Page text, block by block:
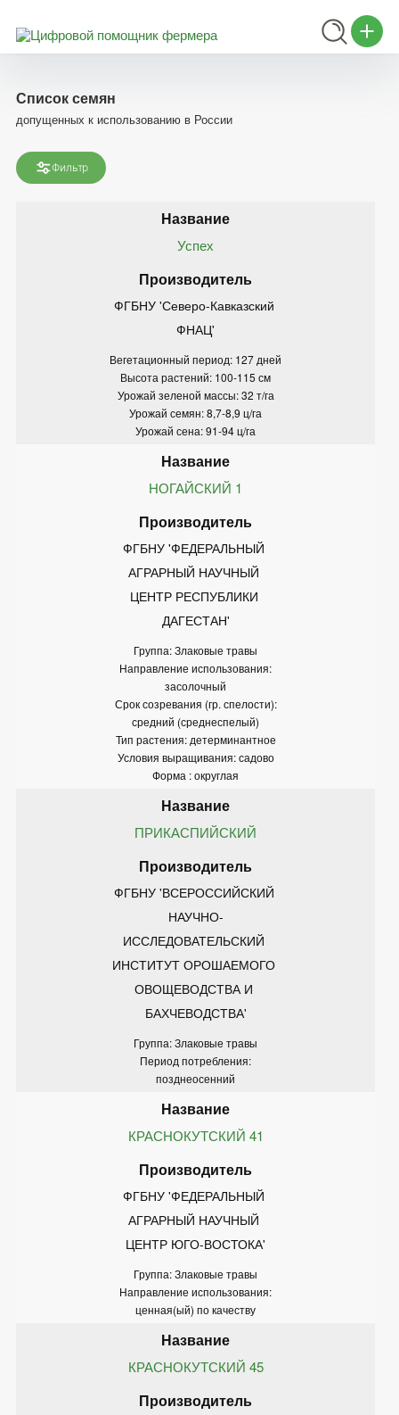
Список семян
допущенных к использованию в России
Фильтр
Успех
ФГБНУ 'Северо-Кавказский
ФНАЦ'
Вегетационный период: 127 дней
Высота растений: 100-115 см
Урожай зеленой массы: 32 т/га
Урожай семян: 8,7-8,9 ц/га
Урожай сена: 91-94 ц/га
НОГАЙСКИЙ 1
ФГБНУ 'ФЕДЕРАЛЬНЫЙ
АГРАРНЫЙ НАУЧНЫЙ
ЦЕНТР РЕСПУБЛИКИ
ДАГЕСТАН'
Группа: Злаковые травы
Направление использования:
засолочный
Срок созревания (гр. спелости):
средний (среднеспелый)
Тип растения: детерминантное
Условия выращивания: садово
Форма : округлая
ПРИКАСПИЙСКИЙ
ФГБНУ 'ВСЕРОССИЙСКИЙ
НАУЧНО-
ИССЛЕДОВАТЕЛЬСКИЙ
ИНСТИТУТ ОРОШАЕМОГО
ОВОЩЕВОДСТВА И
БАХЧЕВОДСТВА'
Группа: Злаковые травы
Период потребления:
позднеосенний
КРАСНОКУТСКИЙ 41
ФГБНУ 'ФЕДЕРАЛЬНЫЙ
АГРАРНЫЙ НАУЧНЫЙ
ЦЕНТР ЮГО-ВОСТОКА'
Группа: Злаковые травы
Направление использования:
ценная(ый) по качеству
КРАСНОКУТСКИЙ 45